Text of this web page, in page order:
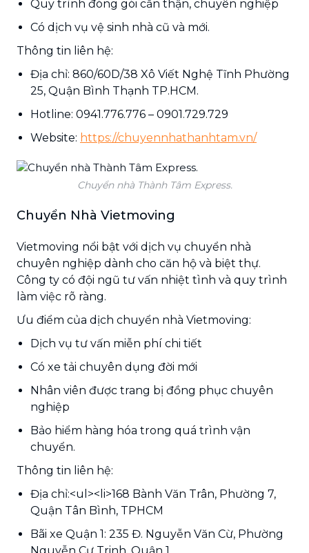
Quy trình đóng gói cẩn thận, chuyên nghiệp
Có dịch vụ vệ sinh nhà cũ và mới.
Thông tin liên hệ:
Địa chỉ: 860/60D/38 Xô Viết Nghệ Tĩnh Phường
25, Quận Bình Thạnh TP.HCM.
Hotline: 0941.776.776 – 0901.729.729
Website: https://chuyennhathanhtam.vn/
Chuyển nhà Thành Tâm Express.
Chuyển Nhà Vietmoving
Vietmoving nổi bật với dịch vụ chuyển nhà
chuyên nghiệp dành cho căn hộ và biệt thự.
Công ty có đội ngũ tư vấn nhiệt tình và quy trình
làm việc rõ ràng.
Ưu điểm của dịch chuyển nhà Vietmoving:
Dịch vụ tư vấn miễn phí chi tiết
Có xe tải chuyên dụng đời mới
Nhân viên được trang bị đồng phục chuyên
nghiệp
Bảo hiểm hàng hóa trong quá trình vận
chuyển.
Thông tin liên hệ:
Địa chỉ:<ul><li>168 Bành Văn Trân, Phường 7,
Quận Tân Bình, TPHCM
Bãi xe Quận 1: 235 Đ. Nguyễn Văn Cừ, Phường
Nguyễn Cư Trinh, Quận 1